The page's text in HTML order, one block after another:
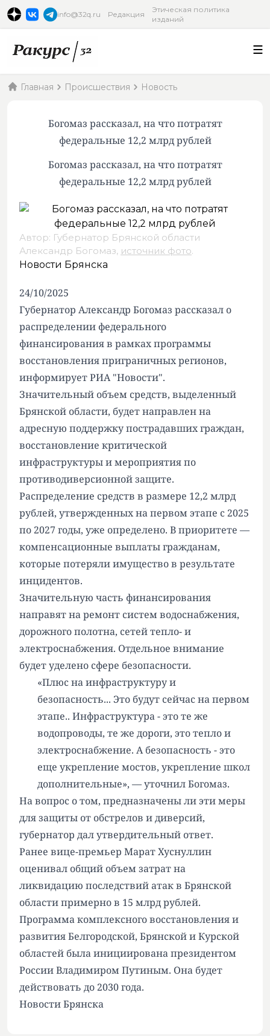
info@32q.ru Редакция
Этическая политика
изданий
Главная Происшествия Новость
Богомаз рассказал, на что потратят
федеральные 12,2 млрд рублей
Богомаз рассказал, на что потратят
федеральные 12,2 млрд рублей
Автор: Губернатор Брянской области
Александр Богомаз, источник фото.
Новости Брянска
24/10/2025
Губернатор Александр Богомаз рассказал о
распределении федерального
финансирования в рамках программы
восстановления приграничных регионов,
информируетРИА "Новости".
Значительный объем средств, выделенный
Брянской области, будет направлен на
адресную поддержку пострадавших граждан,
восстановление критической
инфраструктуры и мероприятия по
противодиверсионной защите.
Распределение средств в размере 12,2 млрд
рублей, утвержденных на первом этапе с 2025
по 2027 годы, уже определено. В приоритете —
компенсационные выплаты гражданам,
которые потеряли имущество в результате
инцидентов.
Значительную часть финансирования
направят на ремонт систем водоснабжения,
дорожного полотна, сетей тепло- и
электроснабжения. Отдельное внимание
будет уделено сфере безопасности.
«Плюс на инфраструктуру и
безопасность... Это будут сейчас на первом
этапе.. Инфраструктура - это те же
водопроводы, те же дороги, это тепло и
электроснабжение. А безопасность - это
еще укрепление мостов, укрепление школ
дополнительные», — уточнил Богомаз.
На вопрос о том, предназначены ли эти меры
для защиты от обстрелов и диверсий,
губернатор дал утвердительный ответ.
Ранее вице-премьер Марат Хуснуллин
оценивал общий объем затрат на
ликвидацию последствий атак в Брянской
области примерно в 15 млрд рублей.
Программа комплексного восстановления и
развития Белгородской, Брянской и Курской
областей была инициирована президентом
России Владимиром Путиным. Она будет
действовать до 2030 года.
Новости Брянска